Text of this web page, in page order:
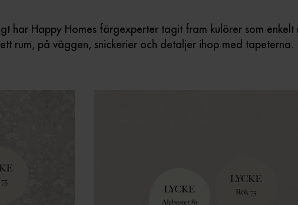
har Happy Homes färgexperter tagit fram kulörer som
rum, på väggen, snickerier och detaljer ihop med tapeterna.